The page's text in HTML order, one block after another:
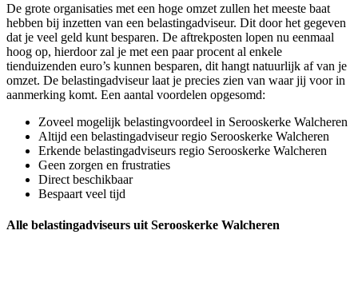
De grote organisaties met een hoge omzet zullen het meeste baat
hebben bij inzetten van een belastingadviseur. Dit door het gegeven
dat je veel geld kunt besparen. De aftrekposten lopen nu eenmaal
hoog op, hierdoor zal je met een paar procent al enkele
tienduizenden euro’s kunnen besparen, dit hangt natuurlijk af van je
omzet. De belastingadviseur laat je precies zien van waar jij voor in
aanmerking komt. Een aantal voordelen opgesomd:
Zoveel mogelijk belastingvoordeel in Serooskerke Walcheren
Altijd een belastingadviseur regio Serooskerke Walcheren
Erkende belastingadviseurs regio Serooskerke Walcheren
Geen zorgen en frustraties
Direct beschikbaar
Bespaart veel tijd
Alle belastingadviseurs uit Serooskerke Walcheren